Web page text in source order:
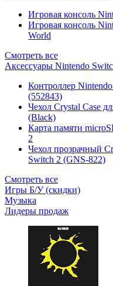
Игровая консоль
Игровая консоль
World
Смотреть все
Аксессуары Nintendo
Контроллер
(552843)
Чехол Сrystal Сase
(Black)
Карта памяти
2
Чехол прозрачный
Switch 2 (GNS-822)
Смотреть все
Игры Б/У (скидки)
Музыка
Лидеры продаж